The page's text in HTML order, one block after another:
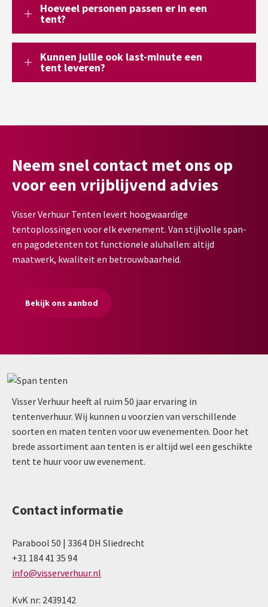
Hoeveel personen passen er in een
tent?
Kunnen jullie ook last-minute een
tent leveren?
Neem snel contact met ons op
voor een vrijblijvend advies
Visser Verhuur Tenten levert hoogwaardige
tentoplossingen voor elk evenement. Van stijlvolle span-
en pagodetenten tot functionele aluhallen: altijd
maatwerk, kwaliteit en betrouwbaarheid.
Bekijk ons aanbod
Visser Verhuur heeft al ruim 50 jaar ervaring in
tentenverhuur. Wij kunnen u voorzien van verschillende
soorten en maten tenten voor uw evenementen. Door het
brede assortiment aan tenten is er altijd wel een geschikte
tent te huur voor uw evenement.
Contact informatie
Parabool 50 | 3364 DH Sliedrecht
+31 184 41 35 94
info@visserverhuur.nl
KvK nr: 2439142